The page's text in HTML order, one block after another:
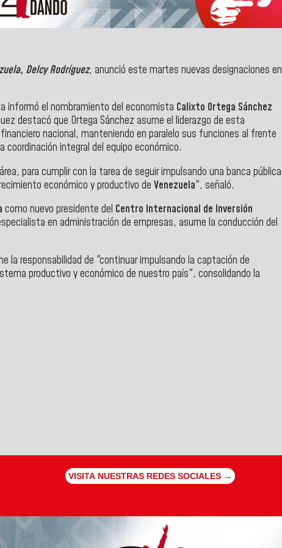
Delcy Rodríguez, anunció este martes nuevas designaciones en
informó el nombramiento del economista Calixto Ortega Sánchez
destacó que Ortega Sánchez asume el liderazgo de esta
nacional, manteniendo en paralelo sus funciones al frente
coordinación integral del equipo económico.
para cumplir con la tarea de seguir impulsando una banca pública
económico y productivo de Venezuela", señaló.
como nuevo presidente del Centro Internacional de Inversión
en administración de empresas, asume la conducción del
la responsabilidad de "continuar impulsando la captación de
productivo y económico de nuestro país", consolidando la
VISITA NUESTRAS REDES SOCIALES →